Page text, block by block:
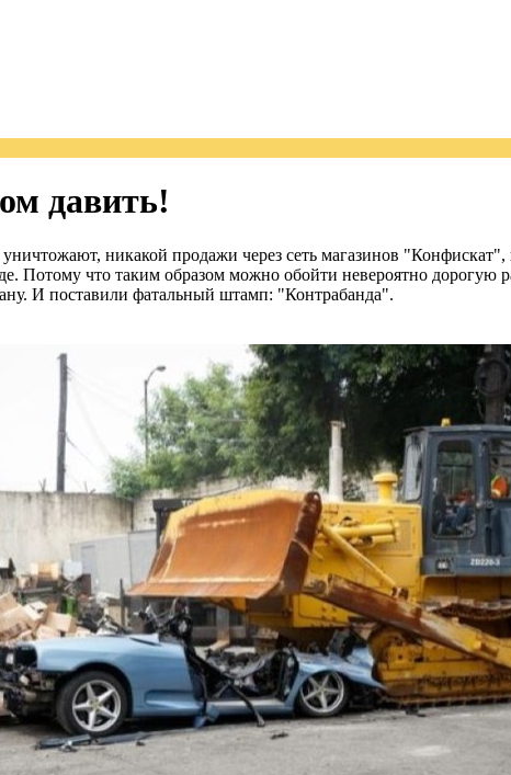
давить!
никакой продажи через сеть магазинов
Потому что таким образом можно обойти невероятно
И поставили фатальный штамп: "Контрабанда".